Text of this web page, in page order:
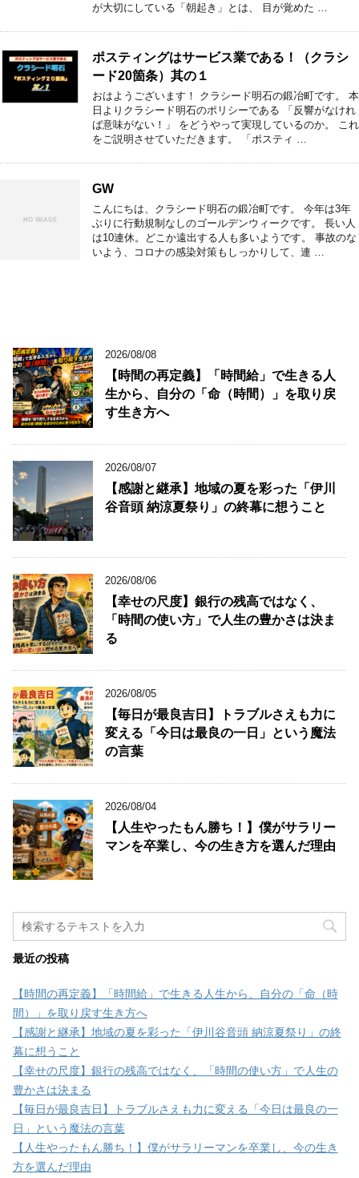
が大切にしている「朝起き」とは、 目が覚めた …
ポスティングはサービス業である！（クラシ
ード20箇条）其の１
おはようございます！ クラシード明石の鍛冶町です。 本
日よりクラシード明石のポリシーである 「反響がなけれ
ば意味がない！」 をどうやって実現しているのか。 これ
をご説明させていただきます。 「ポスティ …
GW
こんにちは、クラシード明石の鍛冶町です。 今年は3年
ぶりに行動規制なしのゴールデンウィークです。 長い人
は10連休。どこか遠出する人も多いようです。 事故のな
いよう、コロナの感染対策もしっかりして、連 …
2026/08/08
【時間の再定義】「時間給」で生きる人
生から、自分の「命（時間）」を取り戻
す生き方へ
2026/08/07
【感謝と継承】地域の夏を彩った「伊川
谷音頭 納涼夏祭り」の終幕に想うこと
2026/08/06
【幸せの尺度】銀行の残高ではなく、
「時間の使い方」で人生の豊かさは決ま
る
2026/08/05
【毎日が最良吉日】トラブルさえも力に
変える「今日は最良の一日」という魔法
の言葉
2026/08/04
【人生やったもん勝ち！】僕がサラリー
マンを卒業し、今の生き方を選んだ理由
最近の投稿
【時間の再定義】「時間給」で生きる人生から、自分の「命（時
間）」を取り戻す生き方へ
【感謝と継承】地域の夏を彩った「伊川谷音頭 納涼夏祭り」の終
幕に想うこと
【幸せの尺度】銀行の残高ではなく、「時間の使い方」で人生の
豊かさは決まる
【毎日が最良吉日】トラブルさえも力に変える「今日は最良の一
日」という魔法の言葉
【人生やったもん勝ち！】僕がサラリーマンを卒業し、今の生き
方を選んだ理由